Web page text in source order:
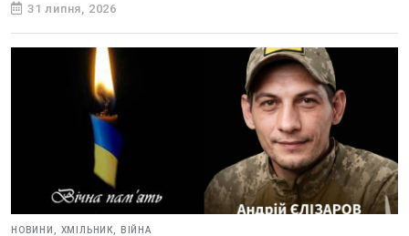
31 липня, 2026
НОВИНИ, ХМІЛЬНИК, ВІЙНА